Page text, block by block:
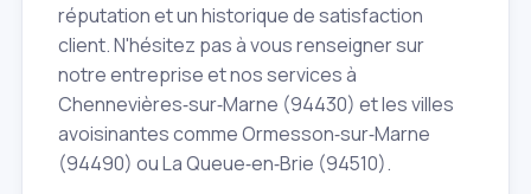
réputation et un historique de satisfaction
client. N'hésitez pas à vous renseigner sur
notre entreprise et nos services à
Chennevières‑sur‑Marne (94430) et les villes
avoisinantes comme Ormesson‑sur‑Marne
(94490) ou La Queue‑en‑Brie (94510).